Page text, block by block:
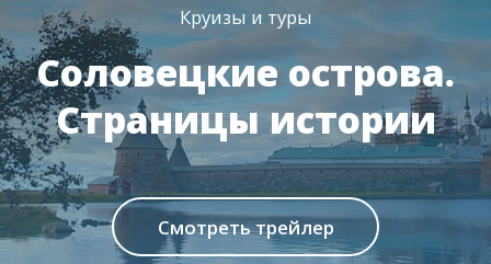
Круизы и туры
Соловецкие острова.
Страницы истории
Смотреть трейлер